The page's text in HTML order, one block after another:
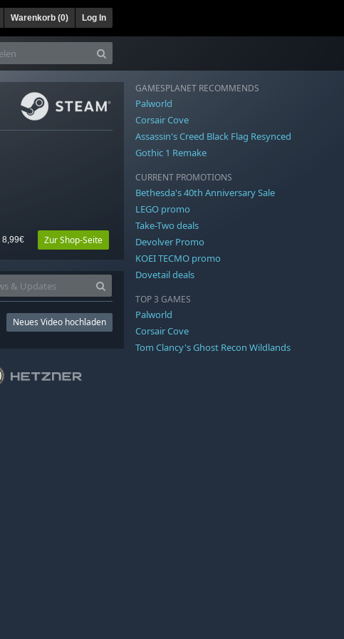
Warenkorb (0) Log In
8,99€ Zur Shop-Seite
Neues Video hochladen
GAMESPLANET RECOMMENDS
Palworld
Corsair Cove
Assassin's Creed Black Flag Resynced
Gothic 1 Remake
CURRENT PROMOTIONS
Bethesda's 40th Anniversary Sale
LEGO promo
Take-Two deals
Devolver Promo
KOEI TECMO promo
Dovetail deals
TOP 3 GAMES
Palworld
Corsair Cove
Tom Clancy's Ghost Recon Wildlands